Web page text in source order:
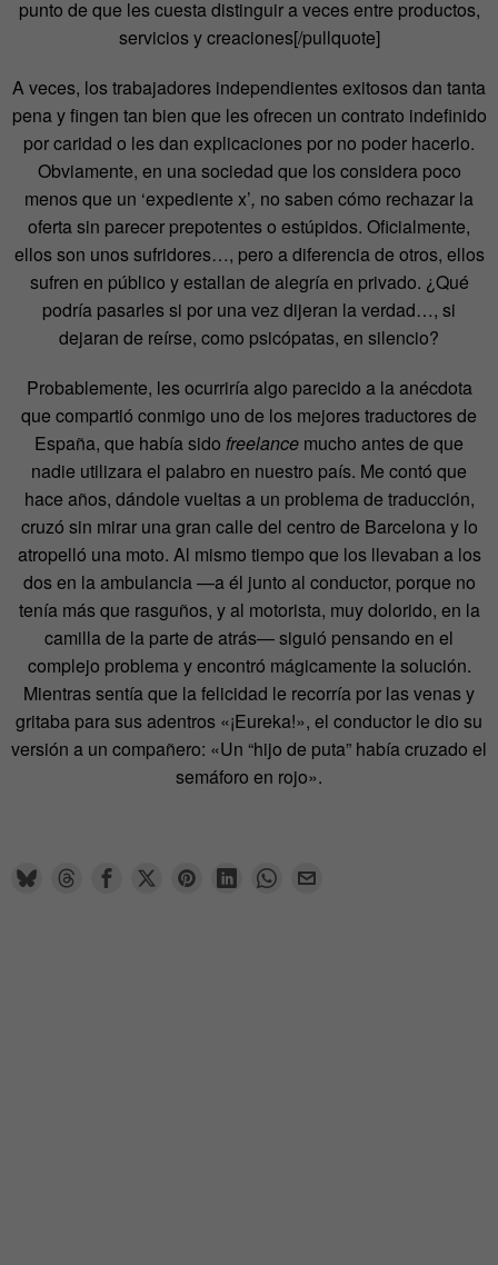
punto de que les cuesta distinguir a veces entre productos,
servicios y creaciones[/pullquote]
A veces, los trabajadores independientes exitosos dan tanta
pena y fingen tan bien que les ofrecen un contrato indefinido
por caridad o les dan explicaciones por no poder hacerlo.
Obviamente, en una sociedad que los considera poco
menos que un ‘expediente x’, no saben cómo rechazar la
oferta sin parecer prepotentes o estúpidos. Oficialmente,
ellos son unos sufridores…, pero a diferencia de otros, ellos
sufren en público y estallan de alegría en privado. ¿Qué
podría pasarles si por una vez dijeran la verdad…, si
dejaran de reírse, como psicópatas, en silencio?
Probablemente, les ocurriría algo parecido a la anécdota
que compartió conmigo uno de los mejores traductores de
España, que había sido freelance mucho antes de que
nadie utilizara el palabro en nuestro país. Me contó que
hace años, dándole vueltas a un problema de traducción,
cruzó sin mirar una gran calle del centro de Barcelona y lo
atropelló una moto. Al mismo tiempo que los llevaban a los
dos en la ambulancia —a él junto al conductor, porque no
tenía más que rasguños, y al motorista, muy dolorido, en la
camilla de la parte de atrás— siguió pensando en el
complejo problema y encontró mágicamente la solución.
Mientras sentía que la felicidad le recorría por las venas y
gritaba para sus adentros «¡Eureka!», el conductor le dio su
versión a un compañero: «Un “hijo de puta” había cruzado el
semáforo en rojo».